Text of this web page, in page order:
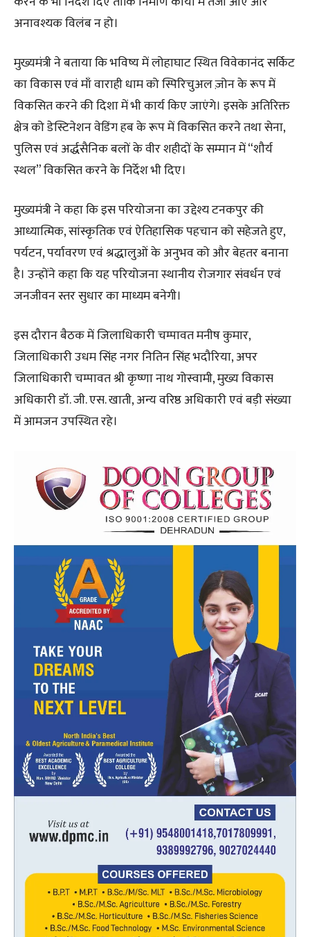
अनावश्यक विलंब न हो।
मुख्यमंत्री ने बताया कि भविष्य में लोहाघाट स्थित विवेकानंद सर्किट
का विकास एवं माँ वाराही धाम को स्पिरिचुअल ज़ोन के रूप में
विकसित करने की दिशा में भी कार्य किए जाएंगे। इसके अतिरिक्त
क्षेत्र को डेस्टिनेशन वेडिंग हब के रूप में विकसित करने तथा सेना,
पुलिस एवं अर्द्धसैनिक बलों के वीर शहीदों के सम्मान में “शौर्य
स्थल” विकसित करने के निर्देश भी दिए।
मुख्यमंत्री ने कहा कि इस परियोजना का उद्देश्य टनकपुर की
आध्यात्मिक, सांस्कृतिक एवं ऐतिहासिक पहचान को सहेजते हुए,
पर्यटन, पर्यावरण एवं श्रद्धालुओं के अनुभव को और बेहतर बनाना
है। उन्होंने कहा कि यह परियोजना स्थानीय रोजगार संवर्धन एवं
जनजीवन स्तर सुधार का माध्यम बनेगी।
इस दौरान बैठक में जिलाधिकारी चम्पावत मनीष कुमार,
जिलाधिकारी उधम सिंह नगर नितिन सिंह भदौरिया, अपर
जिलाधिकारी चम्पावत श्री कृष्णा नाथ गोस्वामी, मुख्य विकास
अधिकारी डॉ. जी. एस. खाती, अन्य वरिष्ठ अधिकारी एवं बड़ी संख्या
में आमजन उपस्थित रहे।